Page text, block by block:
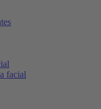
facial